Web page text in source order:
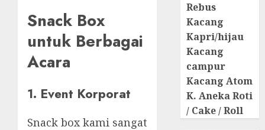
Snack Box
untuk Berbagai
Acara
1. Event Korporat
Snack box kami sangat
Rebus
Kacang
Kapri/hijau
Kacang
campur
Kacang Atom
K. Aneka Roti
/ Cake / Roll